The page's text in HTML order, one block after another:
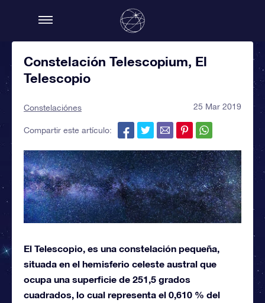
Constelación Telescopium, El
Telescopio
Constelaciónes 25 Mar 2019
Compartir este artículo:
El Telescopio, es una constelación pequeña,
situada en el hemisferio celeste austral que
ocupa una superficie de 251,5 grados
cuadrados, lo cual representa el 0,610 % del